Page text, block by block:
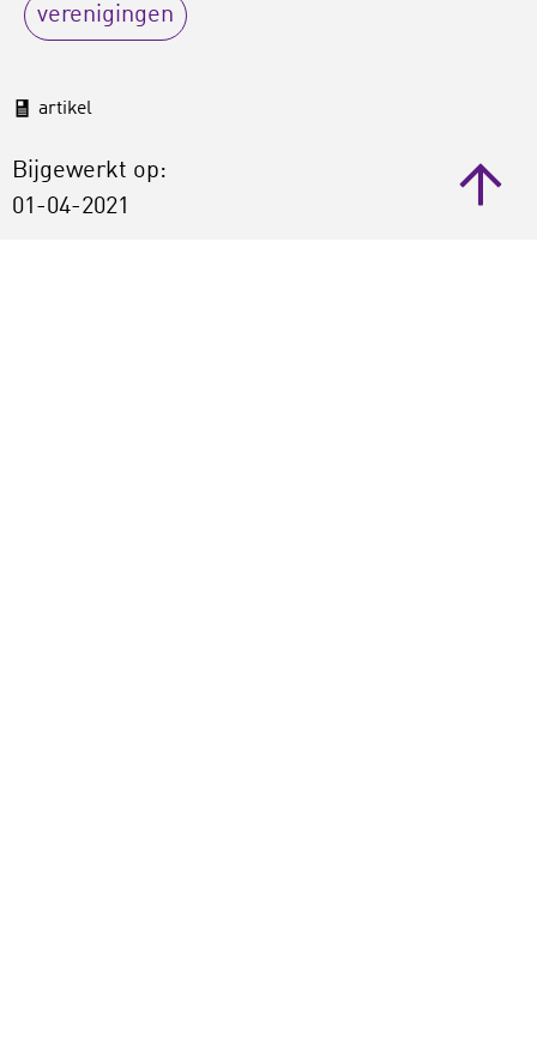
verenigingen
artikel
Bijgewerkt op:
01-04-2021